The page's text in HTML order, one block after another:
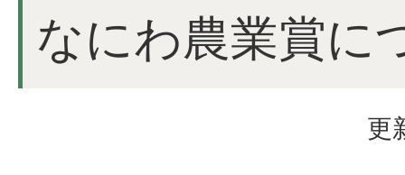
なにわ農業賞に
更